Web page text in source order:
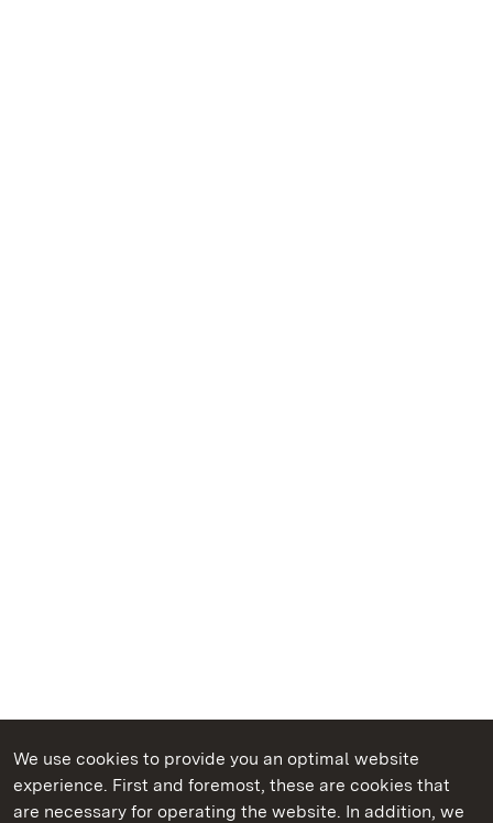
We use cookies to provide you an optimal website
experience. First and foremost, these are cookies that
are necessary for operating the website. In addition, we